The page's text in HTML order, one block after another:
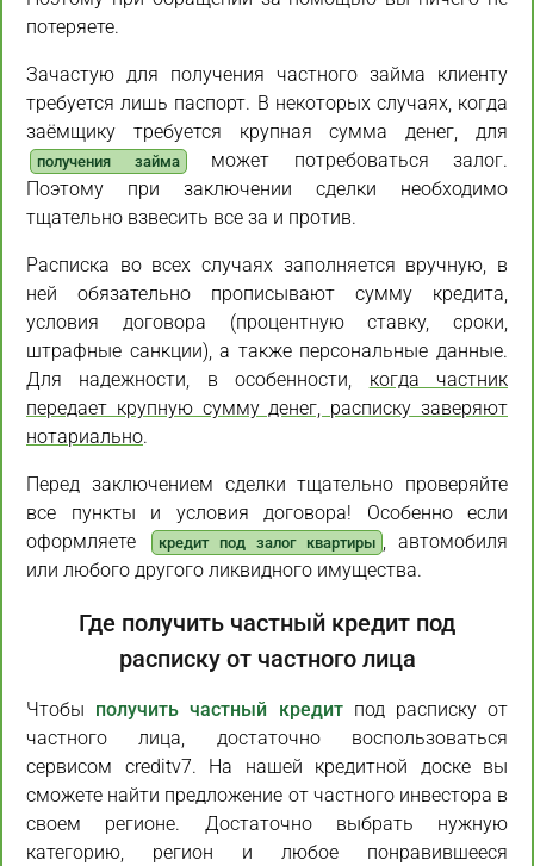
потеряете.
Зачастую для получения частного займа клиенту
требуется лишь паспорт. В некоторых случаях, когда
заёмщику требуется крупная сумма денег, для
получения займа может потребоваться залог.
Поэтому при заключении сделки необходимо
тщательно взвесить все за и против.
Расписка во всех случаях заполняется вручную, в
ней обязательно прописывают сумму кредита,
условия договора (процентную ставку, сроки,
штрафные санкции), а также персональные данные.
Для надежности, в особенности, когда частник
передает крупную сумму денег, расписку заверяют
нотариально.
Перед заключением сделки тщательно проверяйте
все пункты и условия договора! Особенно если
оформляете
кредит под залог квартиры , автомобиля
или любого другого ликвидного имущества.
Где получить частный кредит под
расписку от частного лица
Чтобы получить частный кредитпод расписку от
частного лица, достаточно воспользоваться
сервисом creditv7. На нашей кредитной доске вы
сможете найти предложение от частного инвестора в
своем регионе. Достаточно выбрать нужную
категорию, регион и любое понравившееся